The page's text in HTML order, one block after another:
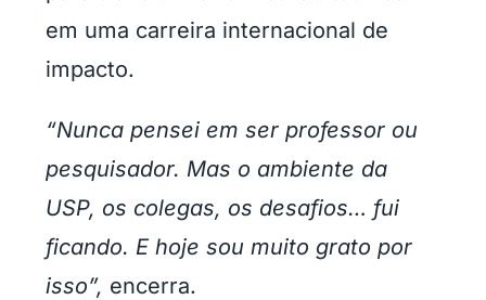
em uma carreira internacional de
impacto.
“Nunca pensei em ser professor ou
pesquisador. Mas o ambiente da
USP, os colegas, os desafios… fui
ficando. E hoje sou muito grato por
isso”, encerra.